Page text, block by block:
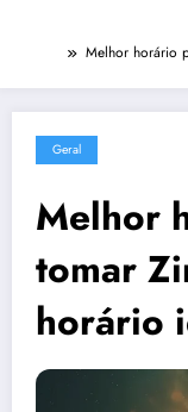
Melhor horário
Geral
Melhor
tomar
horário